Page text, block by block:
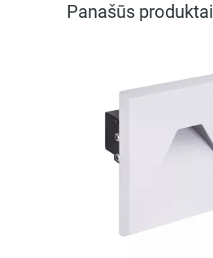
Panašūs produktai